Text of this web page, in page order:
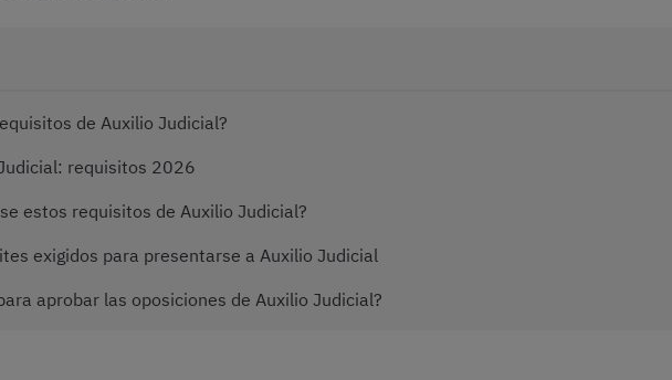
de Auxilio Judicial?
requisitos 2026
estos requisitos de Auxilio Judicial?
exigidos para presentarse a Auxilio Judicial
aprobar las oposiciones de Auxilio Judicial?